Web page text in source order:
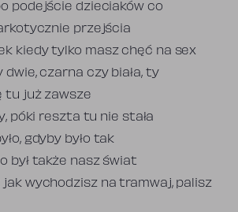
podejście dzieciaków co
przejścia
kiedy tylko masz chęć na sex
dwie, czarna czy biała, ty
tu już zawsze
póki reszta tu nie stała
gdyby było tak
był także nasz świat
wychodzisz na tramwaj, palisz